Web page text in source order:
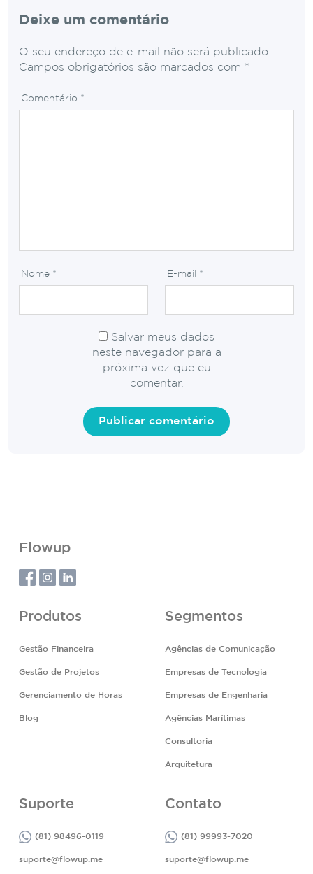
Deixe um comentário
O seu endereço de e-mail não será publicado.
Campos obrigatórios são marcados com *
Comentário *
Nome * E-mail *
Salvar meus dados
neste navegador para a
próxima vez que eu
comentar.
Flowup
Produtos
Gestão Financeira
Gestão de Projetos
Gerenciamento de Horas
Blog
Segmentos
Agências de Comunicação
Empresas de Tecnologia
Empresas de Engenharia
Agências Marítimas
Consultoria
Arquitetura
Suporte
(81) 98496-0119
suporte@flowup.me
Contato
(81) 99993-7020
suporte@flowup.me